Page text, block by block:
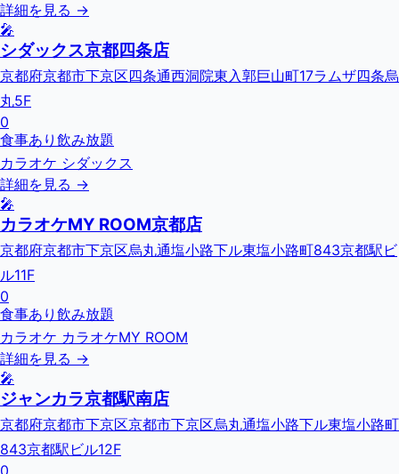
詳細を見る →
🎤
シダックス京都四条店
京都府京都市下京区四条通西洞院東入郭巨山町17ラムザ四条烏
丸5F
0
食事あり 飲み放題
カラオケ シダックス
詳細を見る →
🎤
カラオケMY ROOM京都店
京都府京都市下京区烏丸通塩小路下ル東塩小路町843京都駅ビ
ル11F
0
食事あり 飲み放題
カラオケ カラオケMY ROOM
詳細を見る →
🎤
ジャンカラ京都駅南店
京都府京都市下京区京都市下京区烏丸通塩小路下ル東塩小路町
843京都駅ビル12F
0